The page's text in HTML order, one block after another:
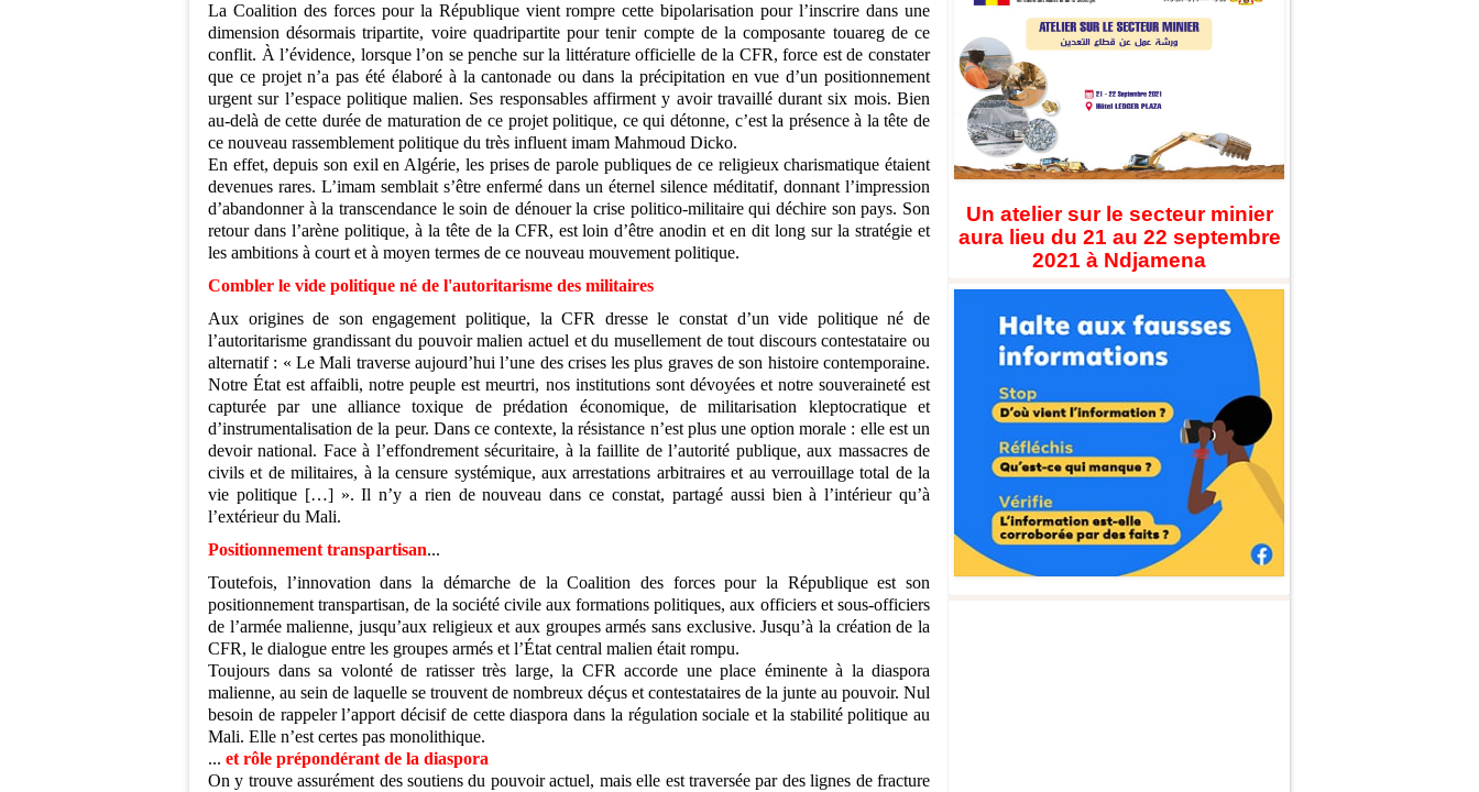
La Coalition des forces pour la République vient rompre cette bipolarisation pour l’inscrire dans une
dimension désormais tripartite, voire quadripartite pour tenir compte de la composante touareg de ce
conflit. À l’évidence, lorsque l’on se penche sur la littérature officielle de la CFR, force est de constater
que ce projet n’a pas été élaboré à la cantonade ou dans la précipitation en vue d’un positionnement
urgent sur l’espace politique malien. Ses responsables affirment y avoir travaillé durant six mois. Bien
au-delà de cette durée de maturation de ce projet politique, ce qui détonne, c’est la présence à la tête de
ce nouveau rassemblement politique du très influent imam Mahmoud Dicko.
En effet, depuis son exil en Algérie, les prises de parole publiques de ce religieux charismatique étaient
devenues rares. L’imam semblait s’être enfermé dans un éternel silence méditatif, donnant l’impression
d’abandonner à la transcendance le soin de dénouer la crise politico-militaire qui déchire son pays. Son
retour dans l’arène politique, à la tête de la CFR, est loin d’être anodin et en dit long sur la stratégie et
les ambitions à court et à moyen termes de ce nouveau mouvement politique.
Combler le vide politique né de l'autoritarisme des militaires
Aux origines de son engagement politique, la CFR dresse le constat d’un vide politique né de
l’autoritarisme grandissant du pouvoir malien actuel et du musellement de tout discours contestataire ou
alternatif : « Le Mali traverse aujourd’hui l’une des crises les plus graves de son histoire contemporaine.
Notre État est affaibli, notre peuple est meurtri, nos institutions sont dévoyées et notre souveraineté est
capturée par une alliance toxique de prédation économique, de militarisation kleptocratique et
d’instrumentalisation de la peur. Dans ce contexte, la résistance n’est plus une option morale : elle est un
devoir national. Face à l’effondrement sécuritaire, à la faillite de l’autorité publique, aux massacres de
civils et de militaires, à la censure systémique, aux arrestations arbitraires et au verrouillage total de la
vie politique […] ». Il n’y a rien de nouveau dans ce constat, partagé aussi bien à l’intérieur qu’à
l’extérieur du Mali.
Positionnement transpartisan...
Toutefois, l’innovation dans la démarche de la Coalition des forces pour la République est son
positionnement transpartisan, de la société civile aux formations politiques, aux officiers et sous-officiers
de l’armée malienne, jusqu’aux religieux et aux groupes armés sans exclusive. Jusqu’à la création de la
CFR, le dialogue entre les groupes armés et l’État central malien était rompu.
Toujours dans sa volonté de ratisser très large, la CFR accorde une place éminente à la diaspora
malienne, au sein de laquelle se trouvent de nombreux déçus et contestataires de la junte au pouvoir. Nul
besoin de rappeler l’apport décisif de cette diaspora dans la régulation sociale et la stabilité politique au
Mali. Elle n’est certes pas monolithique.
... et rôle prépondérant de la diaspora
On y trouve assurément des soutiens du pouvoir actuel, mais elle est traversée par des lignes de fracture
Un atelier sur le secteur minier
aura lieu du 21 au 22 septembre
2021 à Ndjamena